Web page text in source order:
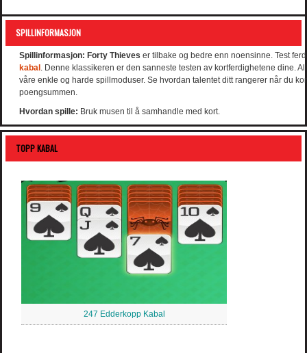
SPILLINFORMASJON
Spillinformasjon: Forty Thieves er tilbake og bedre enn noensinne. Test
kabal . Denne klassikeren er den sanneste testen av kortferdighetene dine.
våre enkle og harde spillmoduser. Se hvordan talentet ditt rangerer når du
poengsummen.
Hvordan spille: Bruk musen til å samhandle med kort.
TOPP KABAL
247 Edderkopp Kabal